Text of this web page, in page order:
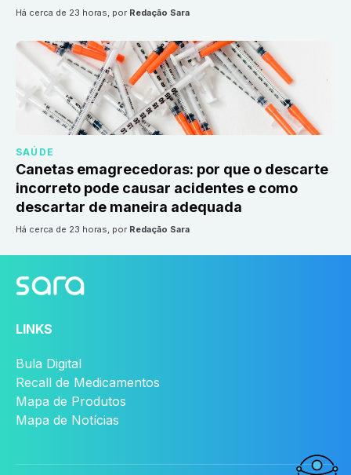
há cerca de 23 horas, por Redação Sara
SAÚDE
Canetas emagrecedoras: por que o descarte
incorreto pode causar acidentes e como
descartar de maneira adequada
há cerca de 23 horas, por Redação Sara
LINKS
Bula Digital
Recall de Medicamentos
Mapa de Produtos
Mapa de Notícias